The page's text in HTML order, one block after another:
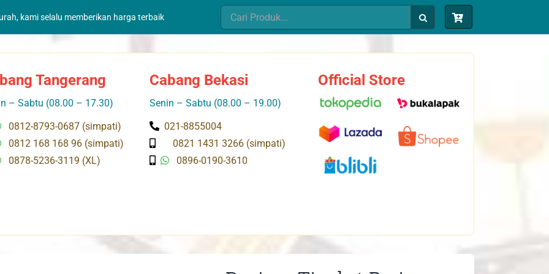
kami selalu memberikan harga terbaik
Search
for:
Tangerang
– Sabtu (08.00 – 17.30)
0812-8793-0687 (simpati)
0812 168 168 96 (simpati)
0878-5236-3119 (XL)
Cabang Bekasi
Senin – Sabtu (08.00 – 19.00)
021-8855004
0821 1431 3266 (simpati)
0896-0190-3610
Official Store